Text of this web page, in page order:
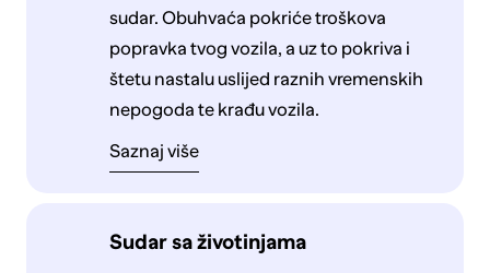
sudar. Obuhvaća pokriće troškova
popravka tvog vozila, a uz to pokriva i
štetu nastalu uslijed raznih vremenskih
nepogoda te krađu vozila.
Saznaj više
Sudar sa životinjama